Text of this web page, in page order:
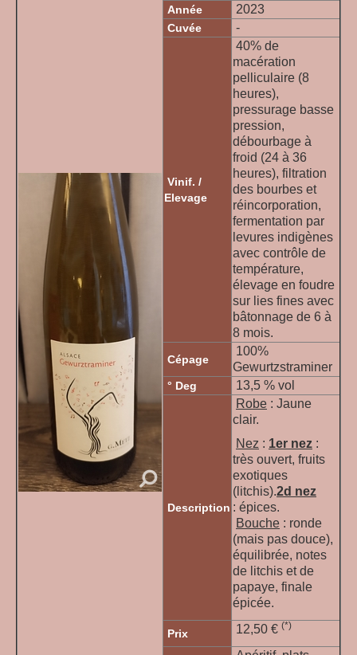
Année 2023
Cuvée -
Vinif. /
Elevage
40% de
macération
pelliculaire (8
heures),
pressurage basse
pression,
débourbage à
froid (24 à 36
heures), filtration
des bourbes et
réincorporation,
fermentation par
levures indigènes
avec contrôle de
température,
élevage en foudre
sur lies fines avec
bâtonnage de 6 à
8 mois.
Cépage
100%
Gewurtzstraminer
° Deg 13,5 % vol
Description
Robe : Jaune
clair.
Nez : 1er nez :
très ouvert, fruits
exotiques
(litchis).2d nez
: épices.
Bouche : ronde
(mais pas douce),
équilibrée, notes
de litchis et de
papaye, finale
épicée.
Prix 12,50 € (*)